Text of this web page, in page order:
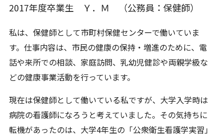
2017年度卒業生 Ｙ．Ｍ （公務員：保健師）
私は、保健師として市町村保健センターで働いていま
す。仕事内容は、市民の健康の保持・増進のために、電
話や来所での相談、家庭訪問、乳幼児健診や両親学級な
どの健康事業活動を行っています。
現在は保健師として働いている私ですが、大学入学時は
病院の看護師になろうと考えていました。その気持ちに
転機があったのは、大学4年生の「公衆衛生看護学実習」